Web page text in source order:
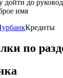
дойти до
имя
Кредиты
по